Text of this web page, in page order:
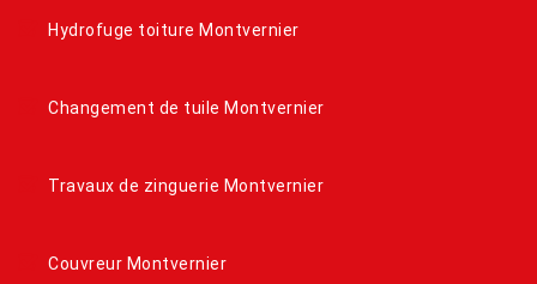
Hydrofuge toiture Montvernier
Changement de tuile Montvernier
Travaux de zinguerie Montvernier
Couvreur Montvernier